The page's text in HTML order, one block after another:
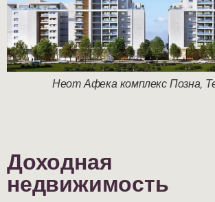
А-заит 2-8, Кирьят Оно
Доходная
недвижимость